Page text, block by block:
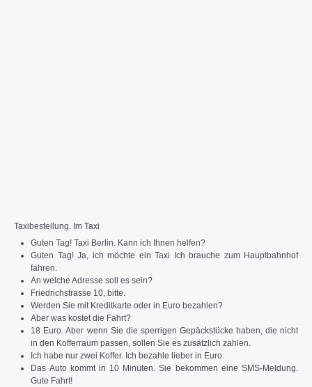
Taxibestellung. Im Taxi
Guten Tag! Taxi Berlin. Kann ich Ihnen helfen?
Guten Tag! Ja, ich möchte ein Taxi Ich brauche zum Hauptbahnhof
fahren.
An welche Adresse soll es sein?
Friedrichstrasse 10, bitte.
Werden Sie mit Kreditkarte oder in Euro bezahlen?
Aber was kostet die Fahrt?
18 Euro. Aber wenn Sie die sperrigen Gepäckstücke haben, die nicht
in den Kofferraum passen, sollen Sie es zusätzlich zahlen.
Ich habe nur zwei Koffer. Ich bezahle lieber in Euro.
Das Auto kommt in 10 Minuten. Sie bekommen eine SMS-Meldung.
Gute Fahrt!